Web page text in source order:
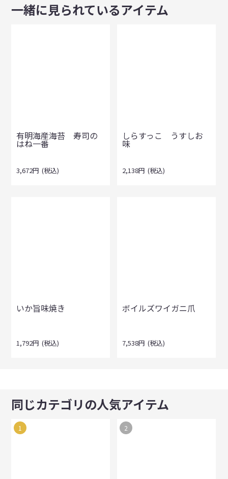
一緒に見られているアイテム
有明海産海苔 寿司の
はね一番
3,672円 (税込)
しらすっこ うすしお
味
2,138円 (税込)
いか旨味焼き
1,792円 (税込)
ボイルズワイガニ爪
7,538円 (税込)
同じカテゴリの人気アイテム
1 2